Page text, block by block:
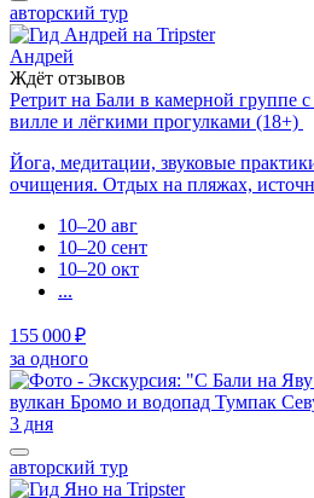
авторский тур
Андрей
Ждёт отзывов
Ретрит на Бали в камерной группе
вилле и лёгкими прогулками (18+)
Йога, медитации, звуковые
очищения. Отдых на пляжах,
10–20 авг
10–20 сент
10–20 окт
...
155 000 ₽
за одного
3 дня
авторский тур